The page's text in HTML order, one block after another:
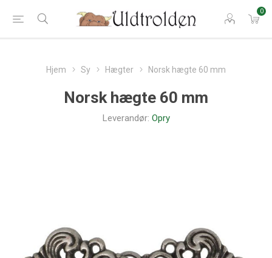
0
Hjem Sy Hægter Norsk hægte 60 mm
Norsk hægte 60 mm
Leverandør: Opry